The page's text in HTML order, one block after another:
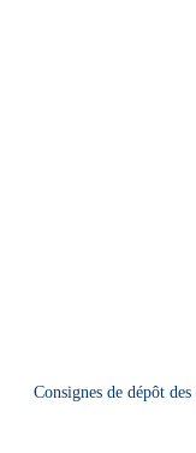
Consignes de dépôt